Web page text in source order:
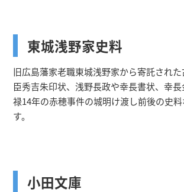
東城浅野家史料
旧広島藩家老職東城浅野家から寄託され
臣秀吉朱印状、浅野長政や幸長書状、幸
禄14年の赤穂事件の城明け渡し前後の史
す。
小田文庫